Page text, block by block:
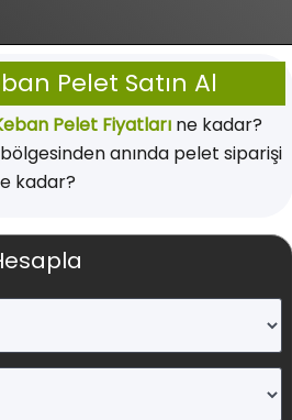
Pelet Satın Al
Pelet Fiyatlarıne kadar?
anında pelet siparişi
kadar?